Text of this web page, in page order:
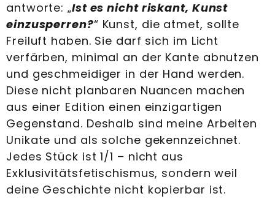
antworte: „Ist es nicht riskant, Kunst
einzusperren?“ Kunst, die atmet, sollte
Freiluft haben. Sie darf sich im Licht
verfärben, minimal an der Kante abnutzen
und geschmeidiger in der Hand werden.
Diese nicht planbaren Nuancen machen
aus einer Edition einen einzigartigen
Gegenstand. Deshalb sind meine Arbeiten
Unikate und als solche gekennzeichnet.
Jedes Stück ist 1/1 – nicht aus
Exklusivitätsfetischismus, sondern weil
deine Geschichte nicht kopierbar ist.